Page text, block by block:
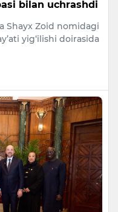
bilan uchrashdi
Shayx Zoid nomidagi
yig‘ilishi doirasida